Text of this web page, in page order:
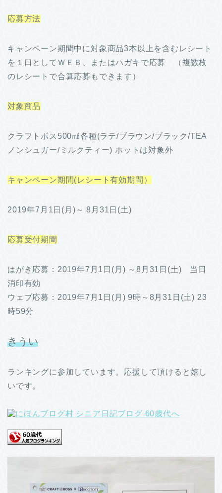
応募方法
キャンペーン期間中に対象商品3本以上を含むレシート
を１口としてＷＥＢ、またはハガキで応募 （複数枚
のレシートで合算応募もできます）
対象商品
クラフトボス500㎖各種(ラテ/ブラウン/ブラック/TEA
ノンシュガー/ミルクティー) ホットは対象外
キャンペーン期間(レシート有効期間）
2019年7月1日(月)～ 8月31日(土)
応募受付期間
はがき応募：2019年7月1日(月) ～8月31日(土) 当日
消印有効
ウェブ応募：2019年7月1日(月) 9時～8月31日(土) 23
時59分
きうい
ランキングに参加しています。応援して頂けると嬉し
いです。